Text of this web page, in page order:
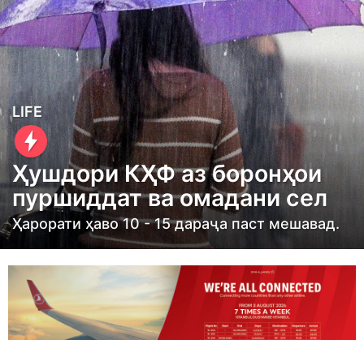
3
y
e
a
r
s
g
3
y
LIFE
Ҳушдори КҲФ аз боронҳои
пуршиддат ва омадани сел
Ҳарорати ҳаво 10 - 15 дараҷа паст мешавад.